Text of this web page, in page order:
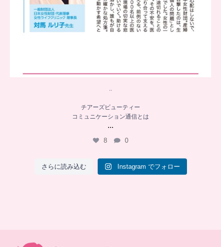
..
チアーズビューティー
コミュニケーション通信とは
...
8 0
さらに読み込む Instagram でフォロー